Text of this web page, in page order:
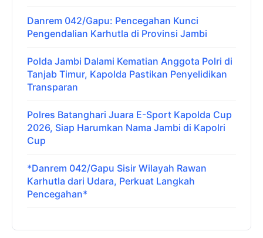
Danrem 042/Gapu: Pencegahan Kunci
Pengendalian Karhutla di Provinsi Jambi
Polda Jambi Dalami Kematian Anggota Polri di
Tanjab Timur, Kapolda Pastikan Penyelidikan
Transparan
Polres Batanghari Juara E-Sport Kapolda Cup
2026, Siap Harumkan Nama Jambi di Kapolri
Cup
*Danrem 042/Gapu Sisir Wilayah Rawan
Karhutla dari Udara, Perkuat Langkah
Pencegahan*